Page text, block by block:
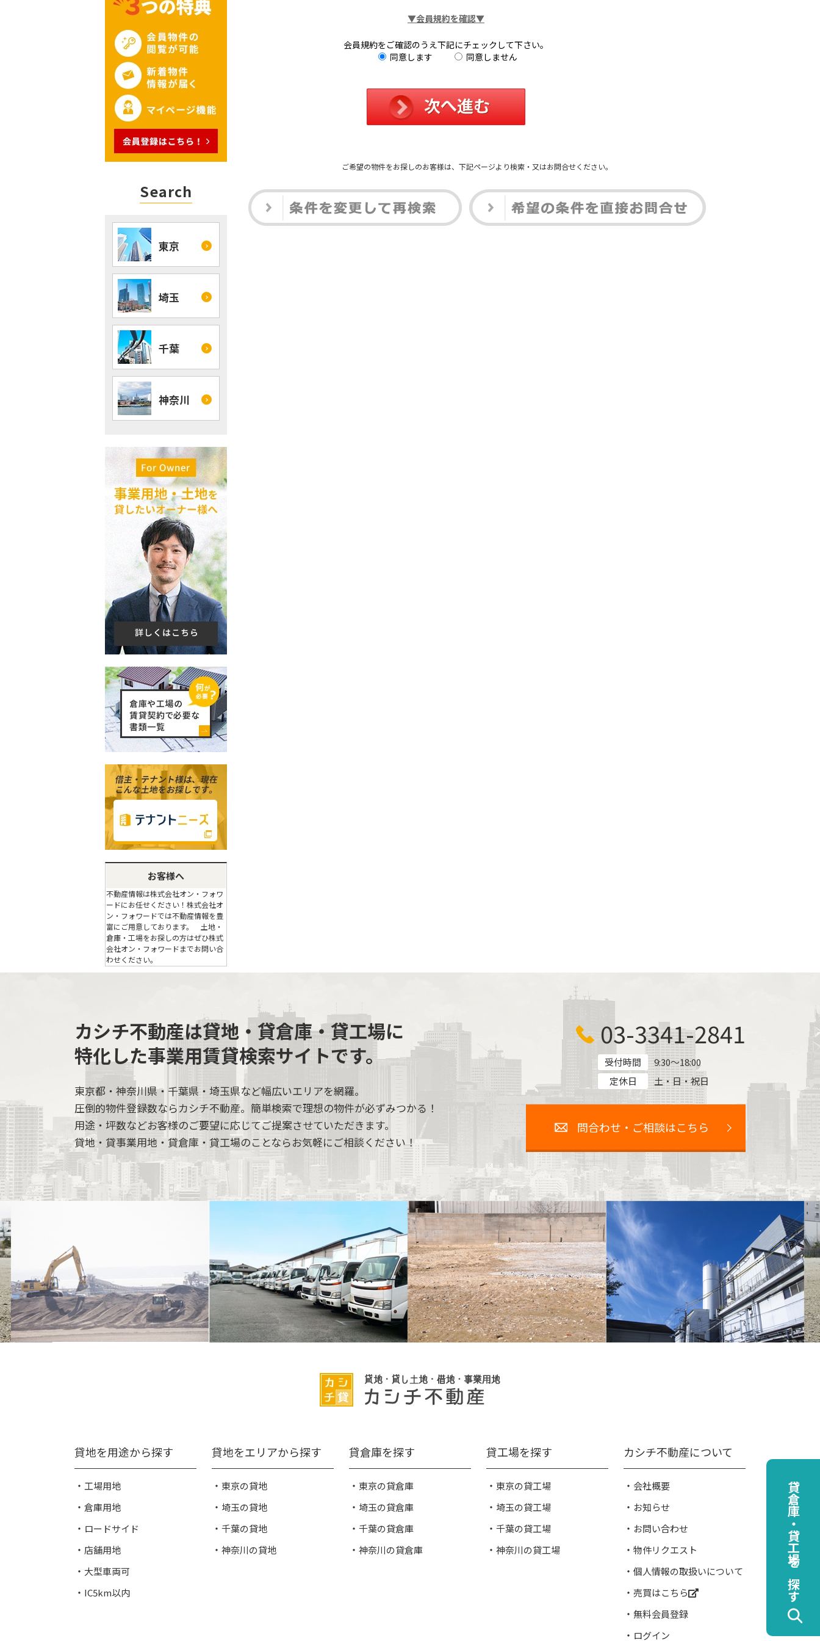
▼会員規約を確認▼
会員規約をご確認のうえ下記にチェックして下さい。
同意します
同意しません
ご希望の物件をお探しのお客様は、下記ページより検索・又はお問合せください。
Search
東京
埼玉
千葉
神奈川
お客様へ
不動産情報は株式会社オン・フォワ
ードにお任せください！株式会社オ
ン・フォワードでは不動産情報を豊
富にご用意しております。 土地・
倉庫・工場をお探しの方はぜひ株式
会社オン・フォワードまでお問い合
わせください。
貸倉庫・貸工場を探す
カシチ不動産は貸地・貸倉庫・貸工場に
特化した事業用賃貸検索サイトです。
東京都・神奈川県・千葉県・埼玉県など幅広いエリアを網羅。
圧倒的物件登録数ならカシチ不動産。簡単検索で理想の物件が必ずみつかる！
用途・坪数などお客様のご要望に応じてご提案させていただきます。
貸地・貸事業用地・貸倉庫・貸工場のことならお気軽にご相談ください！
03-3341-2841
受付時間
9:30～18:00
定休日
土・日・祝日
問合わせ・ご相談はこちら
貸地を用途から探す
工場用地
倉庫用地
ロードサイド
店舗用地
大型車両可
IC5km以内
貸地をエリアから探す
東京の貸地
埼玉の貸地
千葉の貸地
神奈川の貸地
貸倉庫を探す
東京の貸倉庫
埼玉の貸倉庫
千葉の貸倉庫
神奈川の貸倉庫
貸工場を探す
東京の貸工場
埼玉の貸工場
千葉の貸工場
神奈川の貸工場
カシチ不動産について
会社概要
お知らせ
お問い合わせ
物件リクエスト
個人情報の取扱いについて
売買はこちら
無料会員登録
ログイン